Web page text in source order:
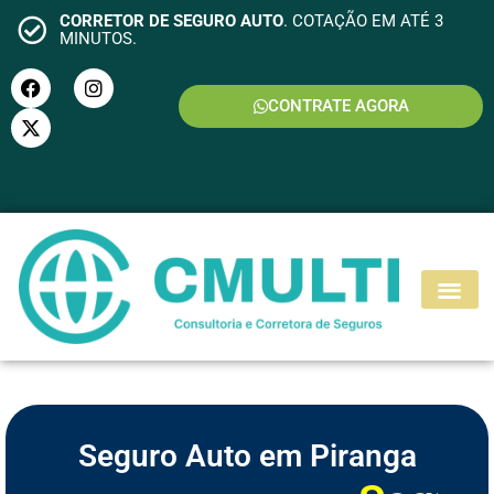
CORRETOR DE SEGURO AUTO. COTAÇÃO EM ATÉ 3
MINUTOS.
CONTRATE AGORA
SEGURO MOTO
Seguro Auto em Piranga